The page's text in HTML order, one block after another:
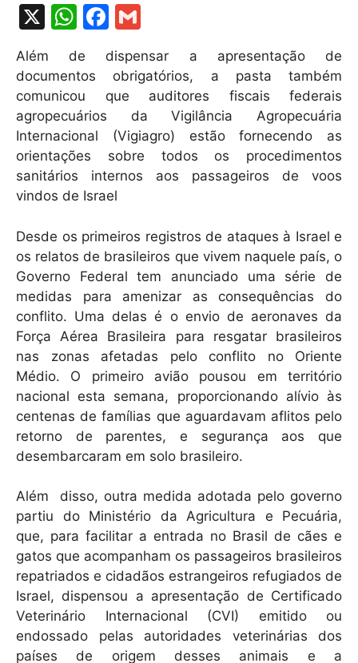
X
W
at
s
A
p
p
F
a
c
e
o
o
k
ai
l
Além de dispensar a apresentação de
documentos obrigatórios, a pasta também
comunicou que auditores fiscais federais
agropecuários da Vigilância Agropecuária
Internacional (Vigiagro) estão fornecendo as
orientações sobre todos os procedimentos
sanitários internos aos passageiros de voos
vindos de Israel
Desde os primeiros registros de ataques à Israel e
os relatos de brasileiros que vivem naquele país, o
Governo Federal tem anunciado uma série de
medidas para amenizar as consequências do
conflito. Uma delas é o envio de aeronaves da
Força Aérea Brasileira para resgatar brasileiros
nas zonas afetadas pelo conflito no Oriente
Médio. O primeiro avião pousou em território
nacional esta semana, proporcionando alívio às
centenas de famílias que aguardavam aflitos pelo
retorno de parentes, e segurança aos que
desembarcaram em solo brasileiro.
Além disso, outra medida adotada pelo governo
partiu do Ministério da Agricultura e Pecuária,
que, para facilitar a entrada no Brasil de cães e
gatos que acompanham os passageiros brasileiros
repatriados e cidadãos estrangeiros refugiados de
Israel, dispensou a apresentação de Certificado
Veterinário Internacional (CVI) emitido ou
endossado pelas autoridades veterinárias dos
países de origem desses animais e a